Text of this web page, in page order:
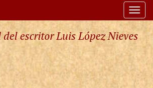
escritor Luis López Nieves